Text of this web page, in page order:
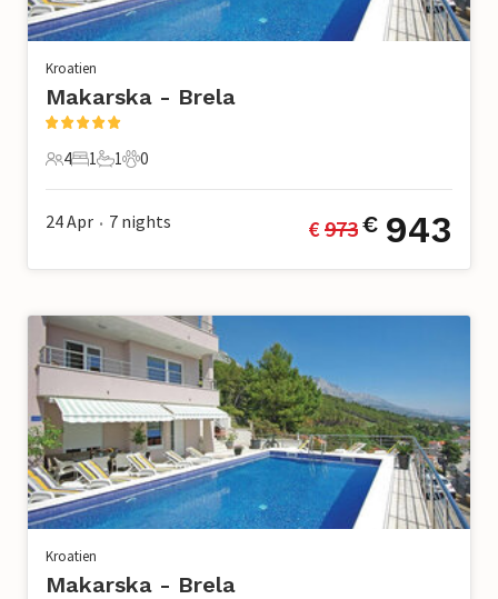
Kroatien
Makarska - Brela
4 Gäste
4
1 Schlafzimmer
1
1 Badezimmer
1
0 Haustiere
0
24 Apr • 7 nights € 973€ 943
Kroatien
Makarska - Brela